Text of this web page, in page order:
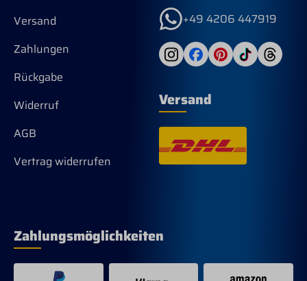
Versand
Zahlungen
Rückgabe
Widerruf
AGB
Vertrag widerrufen
+49 4206 447919
Versand
Zahlungsmöglichkeiten